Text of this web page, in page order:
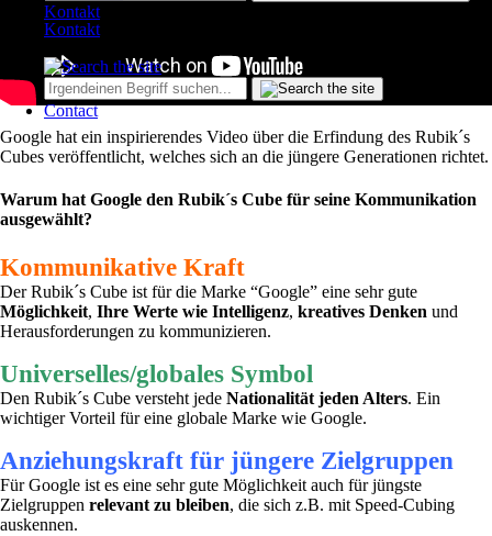
Kontakt
Kontakt
Contact
Google hat ein inspirierendes Video über die Erfindung des Rubik´s
Cubes veröffentlicht, welches sich an die jüngere Generationen richtet.
Warum hat Google den Rubik´s Cube für seine Kommunikation
ausgewählt?
Kommunikative Kraft
Der Rubik´s Cube ist für die Marke “Google” eine sehr gute
Möglichkeit, Ihre Werte wie Intelligenz, kreatives Denken und
Herausforderungen zu kommunizieren.
Universelles/globales Symbol
Den Rubik´s Cube versteht jede Nationalität jeden Alters. Ein
wichtiger Vorteil für eine globale Marke wie Google.
Anziehungskraft für jüngere Zielgruppen
Für Google ist es eine sehr gute Möglichkeit auch für jüngste
Zielgruppen relevant zu bleiben, die sich z.B. mit Speed-Cubing
auskennen.